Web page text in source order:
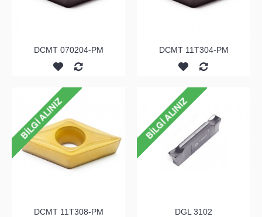
DCMT 070204-PM DCMT 11T304-PM
DCMT 11T308-PM DGL 3102